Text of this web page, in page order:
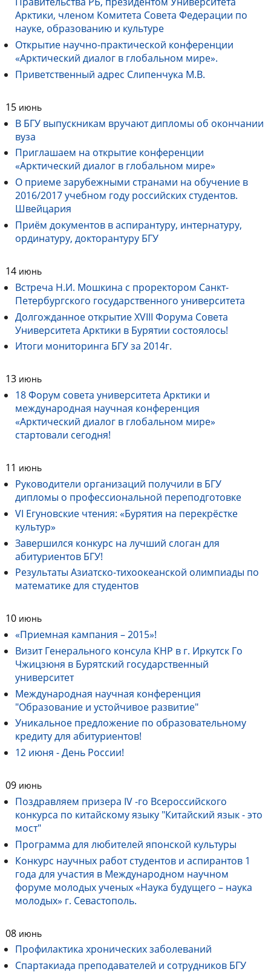
Арктики, членом Комитета Совета Федерации по
науке, образованию и культуре
Открытие научно-практической конференции
«Арктический диалог в глобальном мире».
Приветственный адрес Слипенчука М.В.
15 июнь
В БГУ выпускникам вручают дипломы об окончании
вуза
Приглашаем на открытие конференции
«Арктический диалог в глобальном мире»
О приеме зарубежными странами на обучение в
2016/2017 учебном году российских студентов.
Швейцария
Приём документов в аспирантуру, интернатуру,
ординатуру, докторантуру БГУ
14 июнь
Встреча Н.И. Мошкина с проректором Санкт-
Петербургского государственного университета
Долгожданное открытие XVIII Форума Совета
Университета Арктики в Бурятии состоялось!
Итоги мониторинга БГУ за 2014г.
13 июнь
18 Форум совета университета Арктики и
международная научная конференция
«Арктический диалог в глобальном мире»
стартовали сегодня!
11 июнь
Руководители организаций получили в БГУ
дипломы о профессиональной переподготовке
VI Егуновские чтения: «Бурятия на перекрёстке
культур»
Завершился конкурс на лучший слоган для
абитуриентов БГУ!
Результаты Азиатско-тихоокеанской олимпиады по
математике для студентов
10 июнь
«Приемная кампания – 2015»!
Визит Генерального консула КНР в г. Иркутск Го
Чжицзюня в Бурятский государственный
университет
Международная научная конференция
"Образование и устойчивое развитие"
Уникальное предложение по образовательному
кредиту для абитуриентов!
12 июня - День России!
09 июнь
Поздравляем призера IV -го Всероссийского
конкурса по китайскому языку "Китайский язык - это
мост"
Программа для любителей японской культуры
Конкурс научных работ студентов и аспирантов 1
года для участия в Международном научном
форуме молодых ученых «Наука будущего – наука
молодых» г. Севастополь.
08 июнь
Профилактика хронических заболеваний
Спартакиада преподавателей и сотрудников БГУ